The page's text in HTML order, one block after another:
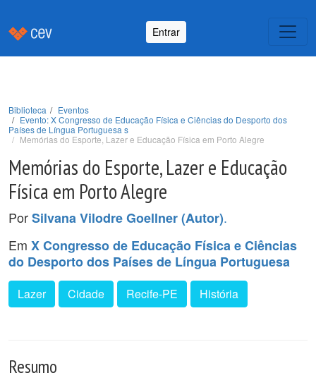
Entrar
Biblioteca
Eventos
Evento: X Congresso de Educação Física e Ciências do Desporto dos
Países de Língua Portuguesa s
Memórias do Esporte, Lazer e Educação Física em Porto Alegre
Memórias do Esporte, Lazer e Educação
Física em Porto Alegre
PorSilvana Vilodre Goellner (Autor).
Em X Congresso de Educação Física e Ciências
do Desporto dos Países de Língua Portuguesa
Lazer Cidade Recife-PE História
Resumo